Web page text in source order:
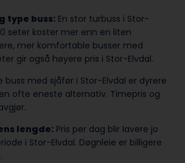
type buss: En stor turbuss i Stor-
seter koster mer enn en liten
mer komfortable busser med
gir også høyere pris i Stor-Elvdal.
buss med sjåfør i Stor-Elvdal er dyrere
ofte eneste alternativ. Timepris og
lengde: Pris per dag blir lavere jo
i Stor-Elvdal. Døgnleie er billigere